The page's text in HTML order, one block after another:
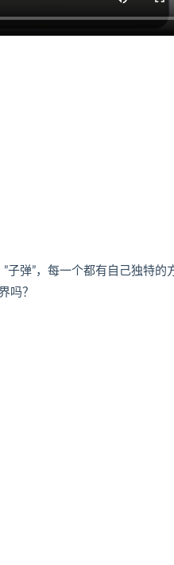
弹”，每一个都有自己独特的
吗？